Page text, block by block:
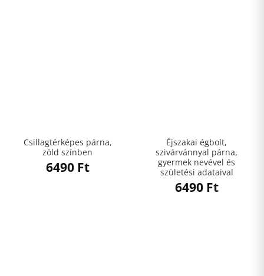
Csillagtérképes párna,
zöld színben
6490 Ft
Éjszakai égbolt,
szivárvánnyal párna,
gyermek nevével és
születési adataival
6490 Ft